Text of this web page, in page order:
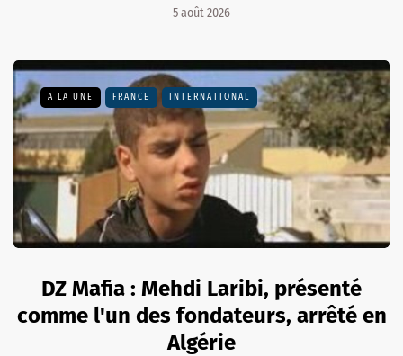
5 août 2026
A LA UNE FRANCE INTERNATIONAL
DZ Mafia : Mehdi Laribi, présenté
comme l'un des fondateurs, arrêté en
Algérie